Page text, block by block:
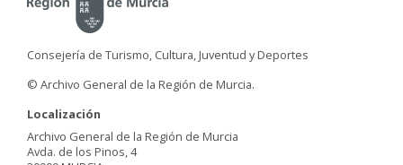
Consejería de Turismo, Cultura, Juventud y Deportes
© Archivo General de la Región de Murcia.
Localización
Archivo General de la Región de Murcia
Avda. de los Pinos, 4